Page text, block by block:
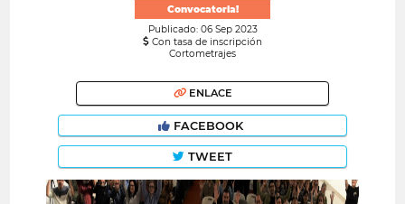
Convocatoria!
Publicado: 06 Sep 2023
Con tasa de inscripción
Cortometrajes
ENLACE
FACEBOOK
TWEET